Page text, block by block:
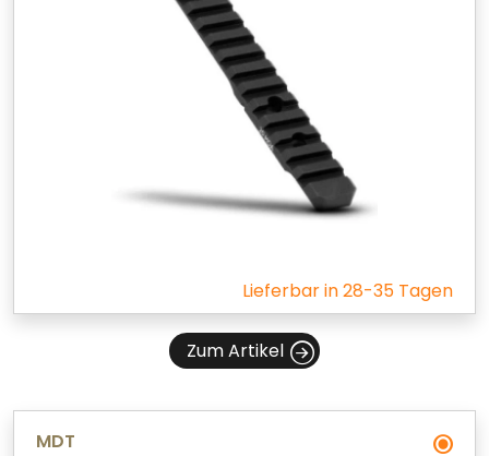
Lieferbar in 28-35 Tagen
Zum Artikel
MDT